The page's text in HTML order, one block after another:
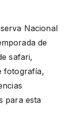
Nacional
de
safari,
fotografía,
para esta